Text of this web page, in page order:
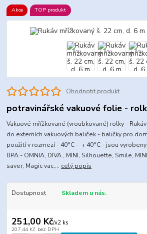
Akce TOP produkt
Ohodnotit produkt
potravinářské vakuové folie -
Vakuové mřížkované (vroubkované) rolky -
do externích vakuových baliček - baličky pro
použití v rozmezí - 40°C - + 40°C - jsou
BPA - OMNIA, DIVA , MINI, Silhouette, Smile,
saver, Magic vac,... celý popis
Dostupnost Skladem u nás.
251,00 Kč/x2 ks
207,44 Kč bez DPH